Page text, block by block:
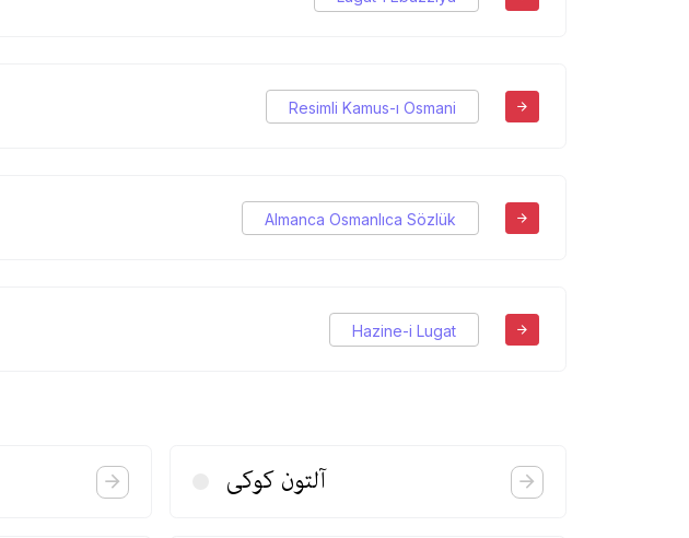
Resimli Kamus-ı Osmani
Almanca Osmanlıca Sözlük
Hazine-i Lugat
آلتون كوكی